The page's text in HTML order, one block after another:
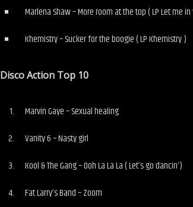
Marlena Shaw – More room at the top ( LP Let me
Khemistry – Sucker for the boogie ( LP Khemistry )
Disco Action Top 10
Marvin Gaye – Sexual healing
Vanity 6 – Nasty girl
Kool & The Gang – Ooh La La La ( Let’s go dancin’)
Fat Larry’s Band – Zoom